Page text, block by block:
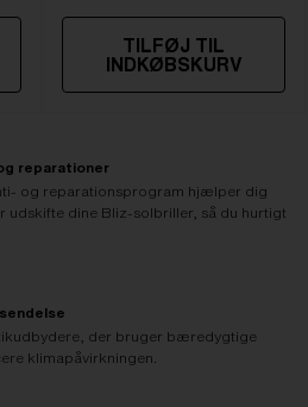
TILFØJ TIL
INDKØBSKURV
reparationer
og reparationsprogram hjælper dig
udskifte dine Bliz-solbriller, så du hurtigt
der bruger bæredygtige
klimapåvirkningen.